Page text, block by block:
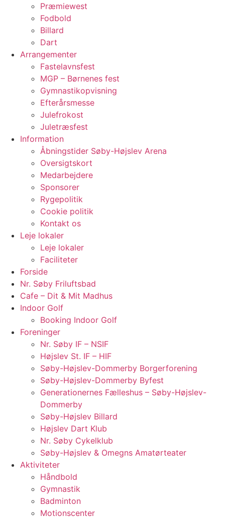
Præmiewest
Fodbold
Billard
Dart
Arrangementer
Fastelavnsfest
MGP – Børnenes fest
Gymnastikopvisning
Efterårsmesse
Julefrokost
Juletræsfest
Information
Åbningstider Søby-Højslev Arena
Oversigtskort
Medarbejdere
Sponsorer
Rygepolitik
Cookie politik
Kontakt os
Leje lokaler
Leje lokaler
Faciliteter
Forside
Nr. Søby Friluftsbad
Cafe – Dit & Mit Madhus
Indoor Golf
Booking Indoor Golf
Foreninger
Nr. Søby IF – NSIF
Højslev St. IF – HIF
Søby-Højslev-Dommerby Borgerforening
Søby-Højslev-Dommerby Byfest
Generationernes Fælleshus – Søby-Højslev-
Dommerby
Søby-Højslev Billard
Højslev Dart Klub
Nr. Søby Cykelklub
Søby-Højslev & Omegns Amatørteater
Aktiviteter
Håndbold
Gymnastik
Badminton
Motionscenter